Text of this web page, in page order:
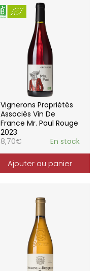
Vignerons Propriétés
Associés Vin De
France Mr. Paul Rouge
2023
8,70€ En stock
Ajouter au panier